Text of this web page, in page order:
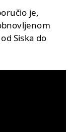
je,
Siska do